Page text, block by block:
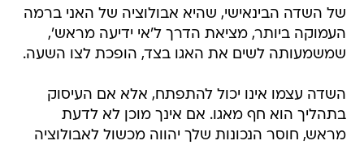
של השדה הבינאישי, שהיא אבולוציה של האני ברמה
העמוקה ביותר, מציאת הדרך ל'אי ידיעה מראש',
שמשמעותה לשים את האגו בצד, הופכת לצו השעה.
השדה עצמו אינו יכול להתפתח, אלא אם העיסוק
בתהליך הוא חף מאגו. אם אינך מוכן לא לדעת
מראש, חוסר הנכונות שלך יהווה מכשול לאבולוציה